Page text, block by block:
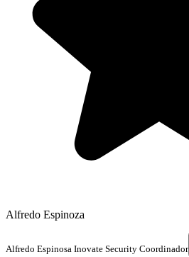
Alfredo Espinoza
Alfredo Espinosa Inovate Security Coordinador